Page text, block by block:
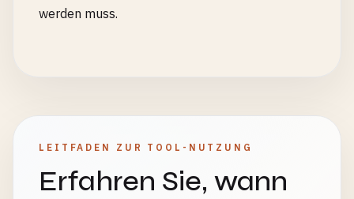
werden muss.
LEITFADEN ZUR TOOL-NUTZUNG
Erfahren Sie, wann